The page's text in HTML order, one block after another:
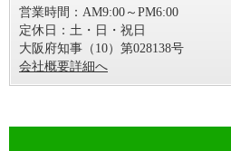
営業時間：AM9:00～PM6:00
定休日：土・日・祝日
大阪府知事（10）第028138号
会社概要詳細へ